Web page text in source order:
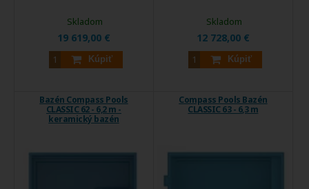
19 619,00 €
Kúpiť
Skladom
12 728,00 €
Kúpiť
Skladom
Bazén Compass Pools
CLASSIC 62 - 6,2 m -
keramický bazén
Compass Pools Bazén
CLASSIC 63 - 6,3 m